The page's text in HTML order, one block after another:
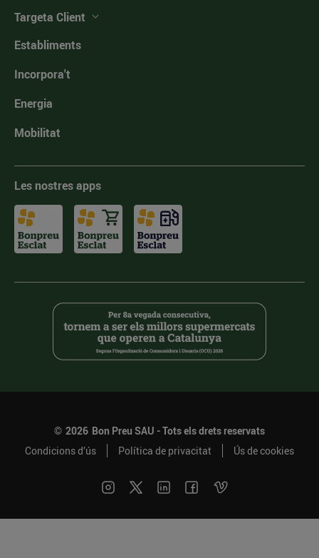
Targeta Client
Establiments
Incorpora't
Energia
Mobilitat
Les nostres apps
© 2026 Bon Preu SAU - Tots els drets reservats
Condicions d’ús
Política de privacitat Ús de cookies